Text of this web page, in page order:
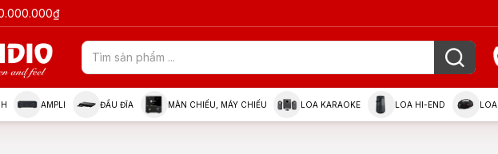
AMPLI ĐẦU ĐĨA MÀN CHIẾU, MÁY CHIẾU LOA KARAOKE LOA HI-END